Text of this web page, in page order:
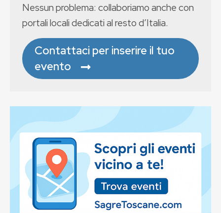
Nessun problema: collaboriamo anche con
portali locali dedicati al resto d’Italia.
Contattaci per inserire il tuo
evento